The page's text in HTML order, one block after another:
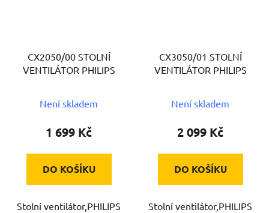
CX2050/00 STOLNÍ
VENTILÁTOR PHILIPS
Není skladem
1 699 Kč
DO KOŠÍKU
Stolní ventilátor,PHILIPS
CX3050/01 STOLNÍ
VENTILÁTOR PHILIPS
Není skladem
2 099 Kč
DO KOŠÍKU
Stolní ventilátor,PHILIPS